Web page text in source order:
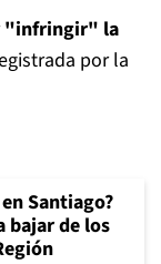
"infringir" la
por la
Santiago?
bajar de los